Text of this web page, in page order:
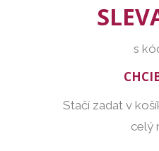
s
Stačí zadat v
celý